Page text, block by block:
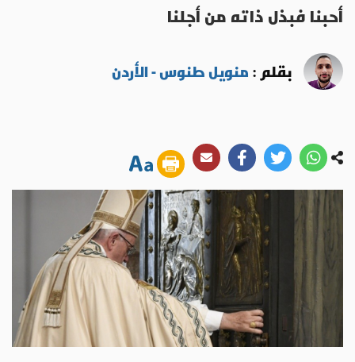
أحبنا فبذل ذاته من أجلنا
بقلم :منويل طنوس - الأردن